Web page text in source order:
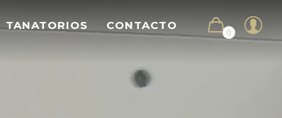
TANATORIOS CONTACTO
0